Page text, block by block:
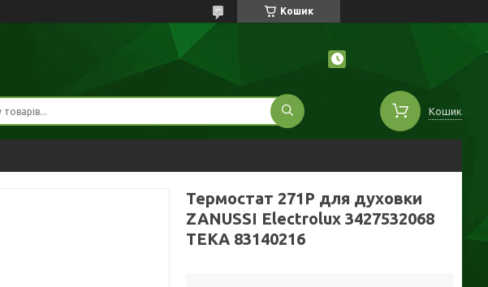
Кошик
Кошик
Термостат 271P для духовки
ZANUSSI Electrolux 3427532068
ТЕКА 83140216